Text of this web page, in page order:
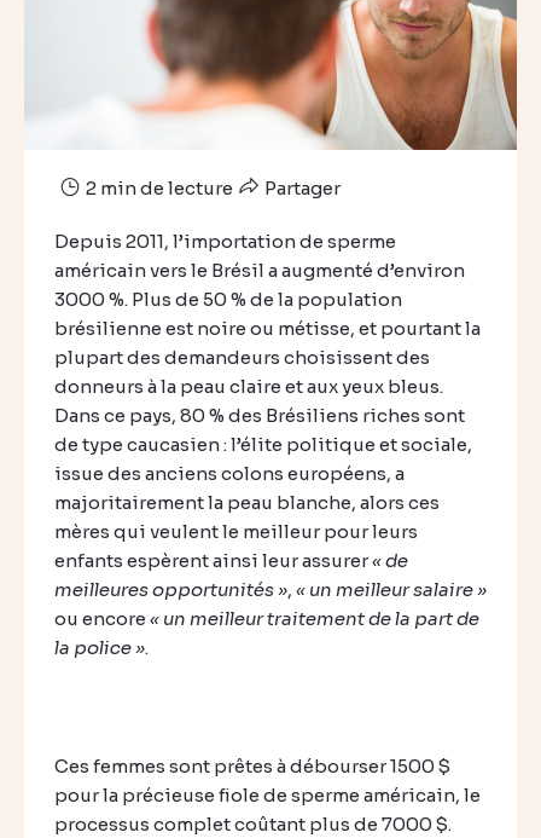
2 min de lecture Partager
Depuis 2011, l’importation de sperme
américain vers le Brésil a augmenté d’environ
3000 %. Plus de 50 % de la population
brésilienne est noire ou métisse, et pourtant la
plupart des demandeurs choisissent des
donneurs à la peau claire et aux yeux bleus.
Dans ce pays, 80 % des Brésiliens riches sont
de type caucasien : l’élite politique et sociale,
issue des anciens colons européens, a
majoritairement la peau blanche, alors ces
mères qui veulent le meilleur pour leurs
enfants espèrent ainsi leur assurer« de
meilleures opportunités », « un meilleur salaire »
ou encore « un meilleur traitement de la part de
la police ».
Ces femmes sont prêtes à débourser 1500 $
pour la précieuse fiole de sperme américain, le
processus complet coûtant plus de 7000 $.